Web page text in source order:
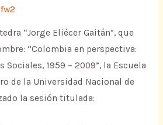
fw2
“Jorge Eliécer Gaitán”, que
“Colombia en perspectiva:
Sociales, 1959 – 2009”, la Escuela
de la Universidad Nacional de
la sesión titulada: